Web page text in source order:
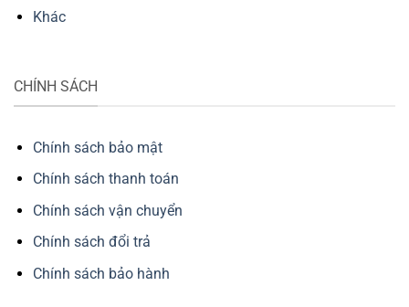
Khác
CHÍNH SÁCH
Chính sách bảo mật
Chính sách thanh toán
Chính sách vận chuyển
Chính sách đổi trả
Chính sách bảo hành